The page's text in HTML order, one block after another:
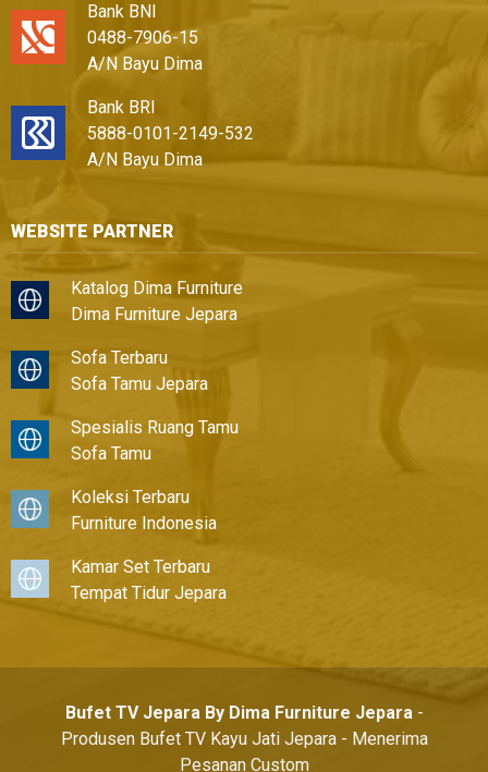
Bank BNI
0488-7906-15
A/N Bayu Dima
Bank BRI
5888-0101-2149-532
A/N Bayu Dima
WEBSITE PARTNER
Katalog Dima Furniture
Dima Furniture Jepara
Sofa Terbaru
Sofa Tamu Jepara
Spesialis Ruang Tamu
Sofa Tamu
Koleksi Terbaru
Furniture Indonesia
Kamar Set Terbaru
Tempat Tidur Jepara
Bufet TV Jepara By Dima Furniture Jepara-
Produsen Bufet TV Kayu Jati Jepara - Menerima
Pesanan Custom